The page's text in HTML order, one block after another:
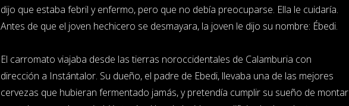
dijo que estaba febril y enfermo, pero que no debía preocuparse. Ella le cuidaría.
Antes de que el joven hechicero se desmayara, la joven le dijo su nombre: Ébedi.
El carromato viajaba desde las tierras noroccidentales de Calamburia con
dirección a Instántalor. Su dueño, el padre de Ebedi, llevaba una de las mejores
cervezas que hubieran fermentado jamás, y pretendía cumplir su sueño de montar